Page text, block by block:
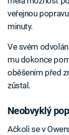
veřejnou
minuty.
Ve svém
mu dokonce
oběšením před
zůstal.
Neobvyklý
Ačkoli se v